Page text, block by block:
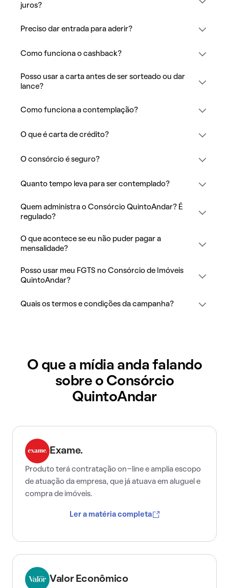
juros?
Preciso dar entrada para aderir?
Como funciona o cashback?
Posso usar a carta antes de ser sorteado ou dar
lance?
Como funciona a contemplação?
O que é carta de crédito?
O consórcio é seguro?
Quanto tempo leva para ser contemplado?
Quem administra o Consórcio QuintoAndar? É
regulado?
O que acontece se eu não puder pagar a
mensalidade?
Posso usar meu FGTS no Consórcio de Imóveis
QuintoAndar?
Quais os termos e condições da campanha?
O que a mídia anda falando
sobre o Consórcio
QuintoAndar
Exame.
Produto terá contratação on-line e amplia escopo
de atuação da empresa, que já atuava em aluguel e
compra de imóveis.
Ler a matéria completa
Valor Econômico